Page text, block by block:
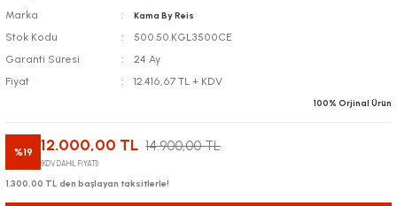
Marka Kama By Reis
Stok Kodu
500.50.KGL3500CE
Garanti Süresi
24 Ay
Fiyat
12.416,67 TL + KDV
100% Orjinal Ürün
%19 12.000,00 TL 14.900,00 TL
(KDV DAHİL FİYATI)
1.300,00 TL den başlayan taksitlerle!